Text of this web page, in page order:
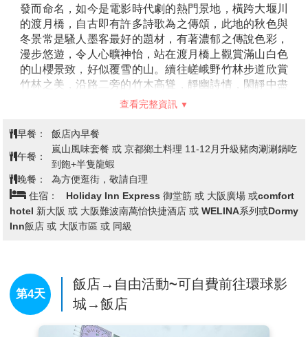
發而命名，如今是電影時代劇的熱門景地，橫跨大堰川
的渡月橋，自古即有許多詩歌為之傳頌，此地的秋色與
冬景常是騷人墨客最好的題材，有著濃郁之傳說色彩，
漫步悠遊，令人心曠神怡，站在渡月橋上觀賞滿山白色
的山櫻景致，好似覆雪的山。續往嵯峨野竹林步道欣賞
竹林之美，沿路二旁的竹木高聳，靜幽詩情，閑靜中盡
現在的建築物是1633年的再建，正殿是國寶，主佛是一
面觀音菩薩的木像。清水寺在歷史上，宗教上都占有重
要地位，而且廟門前城鎮附近的自然環境保持得很好，
從寺內展望京都市街特別漂亮。
【音羽瀧】 順著清水寺奧之院往下，到達音羽瀧。音羽
瀧有金色水、延命水之稱，被列為日本十大名水之首。
備註:清水寺若因維修或訂不到停車位行程改為金閣寺
區第一間位在市區的Outlet 購物中心，集結三井集團兩
大品牌的最新複合式商場。
※11-12月若龍蝦缺貨或餐廳客滿則改為國產牛燒肉吃
到飽+軟飲暢飲
查看完整資訊
早餐： 飯店內早餐
午餐：
嵐山風味套餐 或 京都鄉土料理 11-12月升級豬肉涮涮鍋吃
到飽+半隻龍蝦
晚餐：
為方便逛街，敬請自理
住宿：
Holiday Inn Express 御堂筋 或 大阪廣場 或comfort
hotel 新大阪 或 大阪難波南萬怡快捷酒店 或 WELINA系列或Dormy
Inn飯店 或 大阪市區 或 同級
第4天
飯店→自由活動~可自費前往環球影
城→飯店